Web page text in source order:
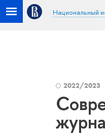
Национальный
2022/2023